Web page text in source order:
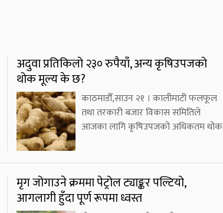
अदुवा प्रतिकिलो २३० रुपैयाँ, अन्य कृषिउपजको
थोक मूल्य के छ?
काठमाडौँ,साउन २१ । कालीमाटी फलफूल
तथा तरकारी बजार विकास समितिले
आजका लागि कृषिउपजको अधिकतम थोक
मृग जोगाउने क्रममा पेट्रोल ट्याङ्कर पल्टियो,
आगलागी हुँदा पूर्ण रूपमा ध्वस्त